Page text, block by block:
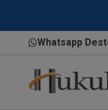
Whatsapp